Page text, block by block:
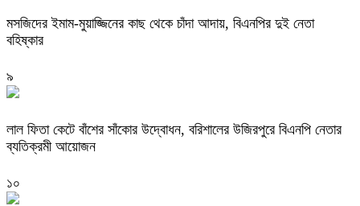
মসজিদের ইমাম-মুয়াজ্জিনের কাছ থেকে চাঁদা আদায়, বিএনপির দুই নেতা
বহিষ্কার
৯
‎লাল ফিতা কেটে বাঁশের সাঁকোর উদ্বোধন, বরিশালের উজিরপুরে বিএনপি নেতার
ব্যতিক্রমী আয়োজন
১০